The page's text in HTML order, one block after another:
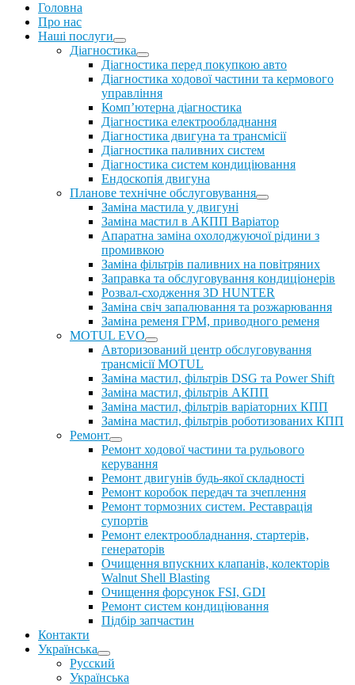
Головна
Про нас
Наші послуги
Діагностика
Діагностика перед покупкою авто
Діагностика ходової частини та кермового
управління
Комп’ютерна діагностика
Діагностика електрообладнання
Діагностика двигуна та трансмісії
Діагностика паливних систем
Діагностика систем кондиціювання
Ендоскопія двигуна
Планове технічне обслуговування
Заміна мастила у двигуні
Заміна мастил в АКПП Варіатор
Апаратна заміна охолоджуючої рідини з
промивкою
Заміна фільтрів паливних на повітряних
Заправка та обслуговування кондиціонерів
Розвал-сходження 3D HUNTER
Заміна свіч запалювання та розжарювання
Заміна ременя ГРМ, приводного ременя
MOTUL EVO
Авторизований центр обслуговування
трансмісії MOTUL
Заміна мастил, фільтрів DSG та Power Shift
Заміна мастил, фільтрів АКПП
Заміна мастил, фільтрів варіаторних КПП
Заміна мастил, фільтрів роботизованих КПП
Ремонт
Ремонт ходової частини та рульового
керування
Ремонт двигунів будь-якої складності
Ремонт коробок передач та зчеплення
Ремонт тормозних систем. Реставрація
супортів
Ремонт електрообладнання, стартерів,
генераторів
Очищення впускних клапанів, колекторів
Walnut Shell Blasting
Очищення форсунок FSI, GDI
Ремонт систем кондиціювання
Підбір запчастин
Контакти
Українська
Русский
Українська